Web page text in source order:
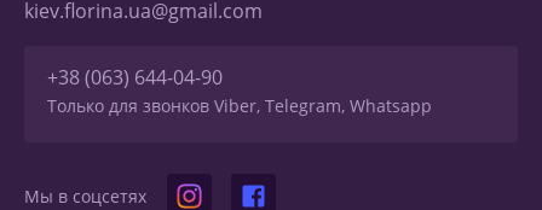
kiev.florina.ua@gmail.com
+38 (063) 644-04-90
Только для звонков Viber, Telegram, Whatsapp
Мы в соцсетях